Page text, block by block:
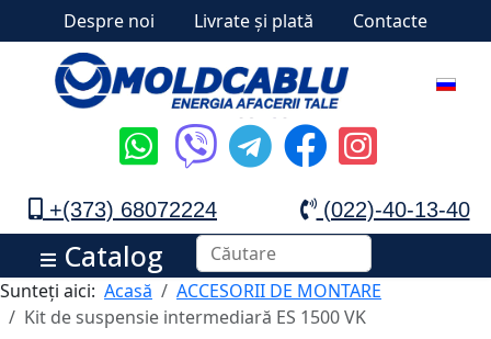
Despre noi Livrate și plată Contacte
+(373) 68072224 (022)-40-13-40
Catalog
Sunteți aici: Acasă
ACCESORII DE MONTARE
Kit de suspensie intermediară ES 1500 VK